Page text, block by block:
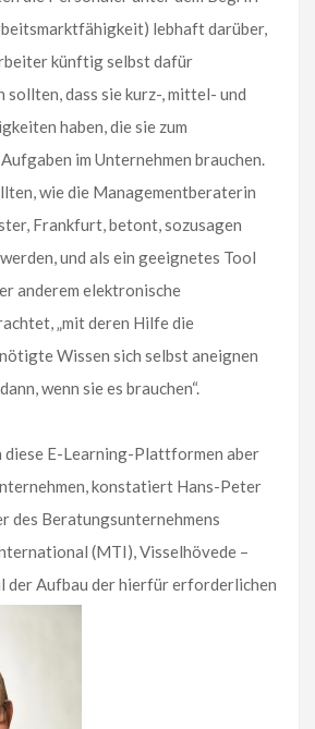
lebhaft darüber,
künftig selbst dafür
dass sie kurz-, mittel- und
haben, die sie zum
im Unternehmen brauchen.
wie die Managementberaterin
Frankfurt, betont, sozusagen
und als ein geeignetes Tool
anderem elektronische
„mit deren Hilfe die
Wissen sich selbst aneignen
wenn sie es brauchen“.
diese E-Learning-Plattformen aber
konstatiert Hans-Peter
des Beratungsunternehmens
(MTI), Visselhövede –
der Aufbau der hierfür erforderlichen